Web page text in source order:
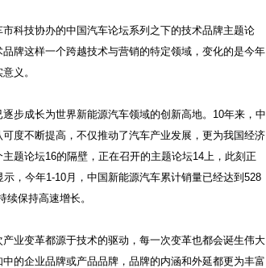
科技协办的中国汽车论坛系列之下的技术品牌主题论
牌这样一个跨越技术与营销的特定领域，变化的是今年
义。
步成长为世界新能源汽车领域的创新高地。10年来，中
度不断提高，不仅推动了汽车产业发展，更为我国经济
题论坛16的隔壁，正在召开的主题论坛14上，此刻正
，今年1-10月，中国新能源汽车累计销量已经达到528
保持高速增长。
业变革都源于技术的驱动，每一次变革也都会诞生伟大
的企业品牌或产品品牌，品牌的内涵和外延都更为丰富